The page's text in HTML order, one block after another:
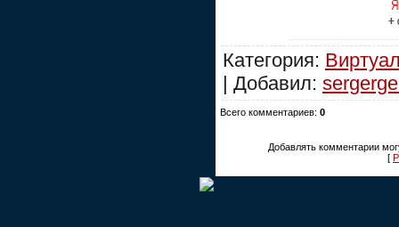
Категория:
| Добавил:
Всего комментариев: 0
Добавлять комментарии
[